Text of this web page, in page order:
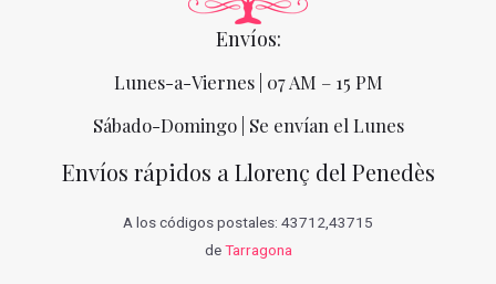
Envíos:
Lunes-a-Viernes | 07 AM – 15 PM
Sábado-Domingo | Se envían el Lunes
Envíos rápidos a Llorenç del Penedès
A los códigos postales: 43712,43715
deTarragona